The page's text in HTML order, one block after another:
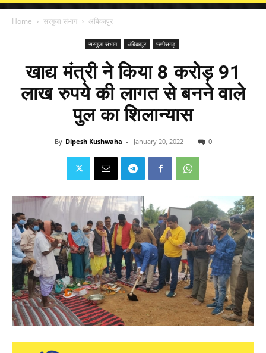
Home सरगुजा संभाग अंबिकापुर
सरगुजा संभाग अंबिकापुर छत्तीसगढ़
खाद्य मंत्री ने किया 8 करोड़ 91
लाख रुपये की लागत से बनने वाले
पुल का शिलान्यास
By Dipesh Kushwaha - January 20, 2022 0